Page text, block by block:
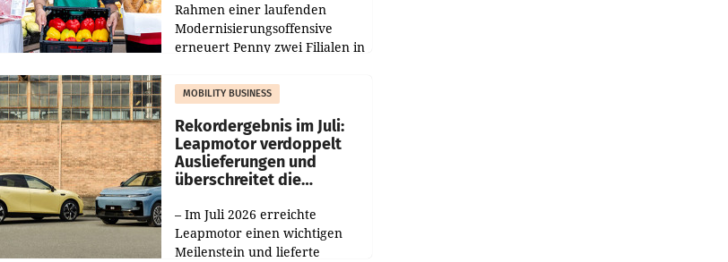
Rahmen einer laufenden
Modernisierungsoffensive
erneuert Penny zwei Filialen in
Die beiden Standorte liegen in
Haag sowie im rund
MOBILITY BUSINESS
Rekordergebnis im Juli:
Leapmotor verdoppelt
Auslieferungen und
überschreitet die
– Im Juli 2026 erreichte
Leapmotor einen wichtigen
Meilenstein und lieferte